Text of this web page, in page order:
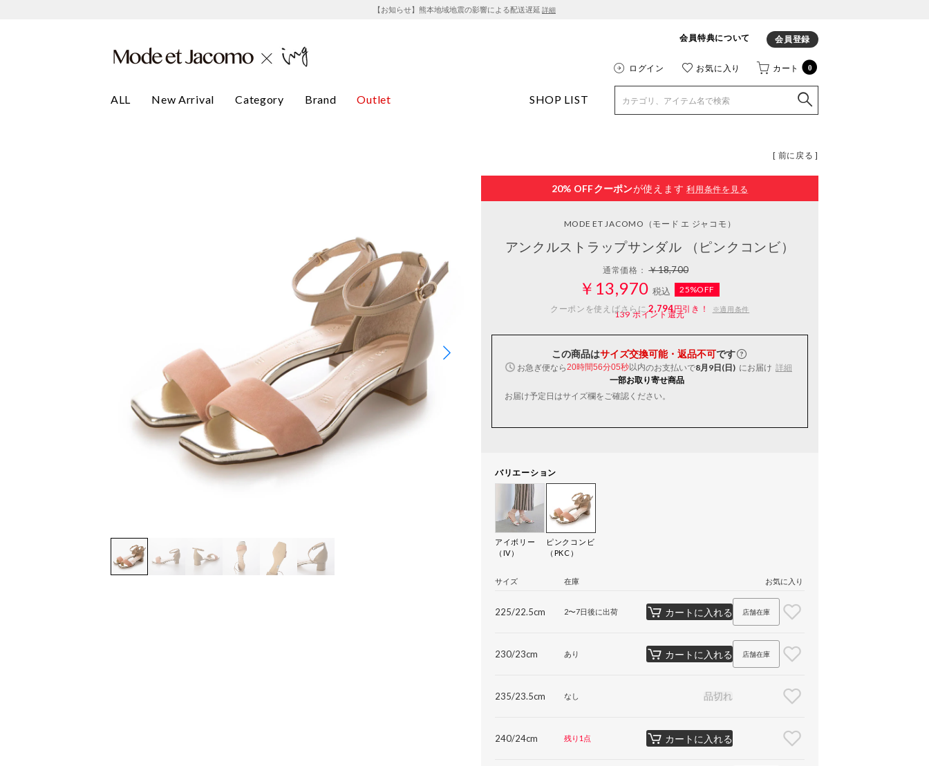
【お知らせ】熊本地域地震の影響による配送遅延 詳細
会員特典について 会員登録
ログイン お気に入り カート 0
ALL New Arrival Category Brand Outlet SHOP LIST
[ 前に戻る ]
20% OFFクーポンが使えます 利用条件を見る
MODE ET JACOMO （モード エ ジャコモ）
アンクルストラップサンダル （ピンクコンビ）
通常価格：￥18,700
￥13,970 税込
25%OFF
クーポンを使えばさらに2,794円引き！ ※適用条件
139ポイント還元
この商品はサイズ交換可能・返品不可です
お急ぎ便なら20時間56分05秒以内のお支払いで8月9日(日) にお届け 詳細
一部お取り寄せ商品
お届け予定日はサイズ欄をご確認ください。
バリエーション
アイボリー
（IV）
ピンクコンビ
（PKC）
サイズ 在庫 お気に入り
225/22.5cm 2〜7日後に出荷 カートに入れる 店舗在庫
230/23cm あり カートに入れる 店舗在庫
235/23.5cm なし 品切れ
240/24cm 残り1点 カートに入れる